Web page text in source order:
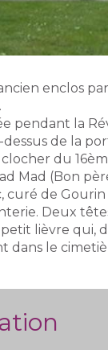
enclos
pendant la
de la
du
Mad (Bon
curé de
Deux
lièvre qui,
dans le